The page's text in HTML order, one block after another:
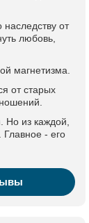
от
любовь,
магнетизма.
от старых
Но из каждой,
- его